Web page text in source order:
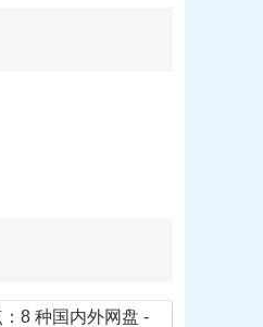
8 种国内外网盘 -